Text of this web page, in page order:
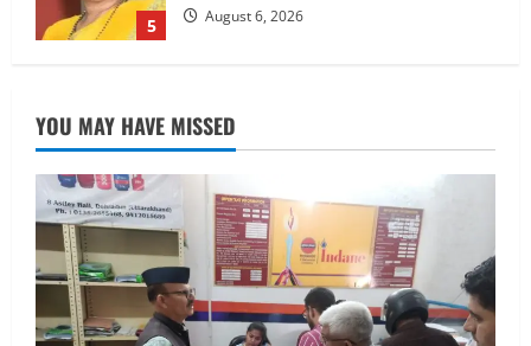
1 August 8, 2026
2
सामान्य वर्ग के पशुपालकों को भी गाय एवं भैंस
खरीद पर मिलेगा अनुदान, मजदूरी संहिता
नियमावली-2026 को मिली मंजूरी
August 7, 2026
3
UTTARAKHAND NEWS
नाबार्ड ने राष्ट्रीय हथकरघा दिवस के अवसर पर
मुंबई में तीन दिवसीय प्रदर्शनी का आयोजन किया
August 7, 2026
YOU MAY HAVE MISSED